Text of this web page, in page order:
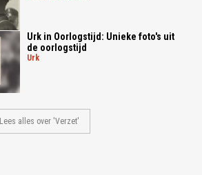
Urk in Oorlogstijd: Unieke foto's uit
de oorlogstijd
urk
Lees alles over 'Verzet'